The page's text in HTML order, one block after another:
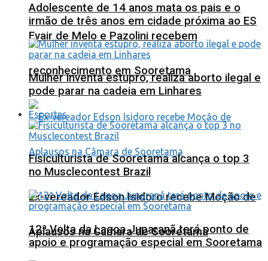
Evair de Melo e Pazolini recebem
reconhecimento em Sooretama
Ex-vereador Edson Isidoro recebe Moção de
Aplausos na Câmara de Sooretama
Adolescente de 14 anos mata os pais e o
irmão de três anos em cidade próxima ao ES
Mulher inventa estupro, realiza aborto ilegal e
pode parar na cadeia em Linhares
Esportes
Fisiculturista de Sooretama alcança o top 3
no Musclecontest Brazil
12ª Volta da Lagoa Juparanã terá ponto de
apoio e programação especial em Sooretama